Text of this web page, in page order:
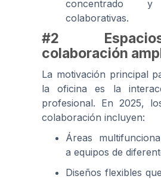
concentrado y
colaborativas.
#2
colaboración
La motivación principal
la oficina es la
profesional. En 2025,
colaboración incluyen:
Áreas
a equipos de
Diseños flexibles